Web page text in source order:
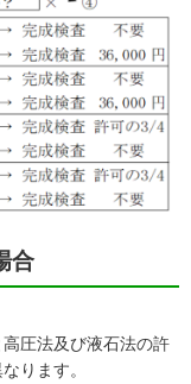
合
圧法及び液石法の許
ります。